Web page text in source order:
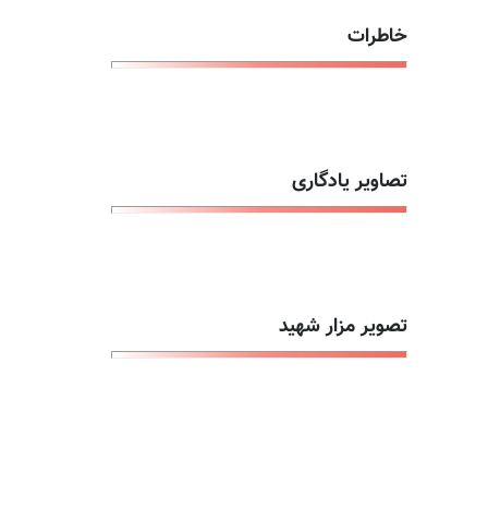
خاطرات
تصاویر یادگاری
تصویر مزار شهید